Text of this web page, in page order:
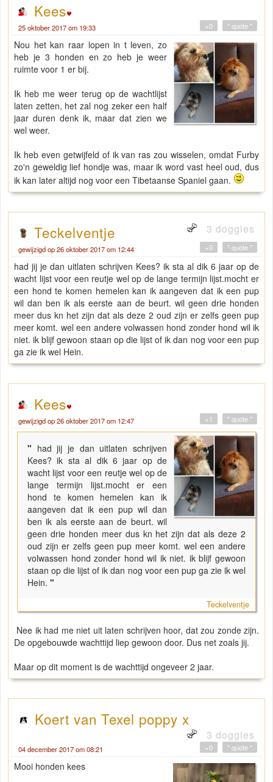
Kees
25 oktober 2017 om 19:33 " quote "
+0
Nou het kan raar lopen in t leven, zo
heb je 3 honden en zo heb je weer
ruimte voor 1 er bij.
Ik heb me weer terug op de wachtlijst
laten zetten, het zal nog zeker een half
jaar duren denk ik, maar dat zien we
wel weer.
Ik heb even getwijfeld of ik van ras zou wisselen, omdat Furby
zo'n geweldig lief hondje was, maar ik word vast heel oud, dus
ik kan later altijd nog voor een Tibetaanse Spaniel gaan.
Teckelventje 3 doggies
gewijzigd op 26 oktober 2017 om 12:44 " quote "
+0
had jij je dan uitlaten schrijven Kees? ik sta al dik 6 jaar op de
wacht lijst voor een reutje wel op de lange termijn lijst.mocht er
een hond te komen hemelen kan ik aangeven dat ik een pup
wil dan ben ik als eerste aan de beurt. wil geen drie honden
meer dus kn het zijn dat als deze 2 oud zijn er zelfs geen pup
meer komt. wel een andere volwassen hond zonder hond wil ik
niet. ik blijf gewoon staan op die lijst of ik dan nog voor een pup
ga zie ik wel Hein.
Kees
gewijzigd op 26 oktober 2017 om 12:47 " quote "
+1
" had jij je dan uitlaten schrijven
Kees? ik sta al dik 6 jaar op de
wacht lijst voor een reutje wel op de
lange termijn lijst.mocht er een
hond te komen hemelen kan ik
aangeven dat ik een pup wil dan
ben ik als eerste aan de beurt. wil
geen drie honden meer dus kn het zijn dat als deze 2
oud zijn er zelfs geen pup meer komt. wel een andere
volwassen hond zonder hond wil ik niet. ik blijf gewoon
staan op die lijst of ik dan nog voor een pup ga zie ik wel
Hein. "
Teckelventje
Nee ik had me niet uit laten schrijven hoor, dat zou zonde zijn.
De opgebouwde wachttijd liep gewoon door. Dus net zoals jij.
Maar op dit moment is de wachttijd ongeveer 2 jaar.
Koert van Texel poppy x
3 doggies
04 december 2017 om 08:21 " quote "
+0
Mooi honden kees